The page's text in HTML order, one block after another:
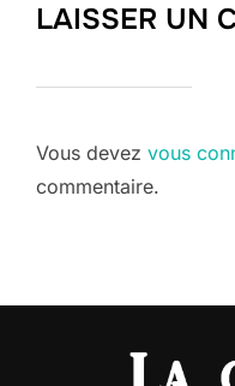
LAISSER UN
Vous devez vous
commentaire.